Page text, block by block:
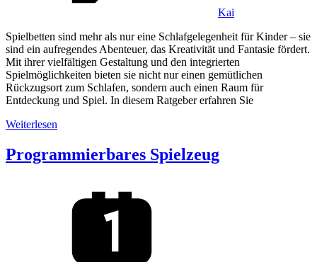
Kai
Spielbetten sind mehr als nur eine Schlafgelegenheit für Kinder – sie
sind ein aufregendes Abenteuer, das Kreativität und Fantasie fördert.
Mit ihrer vielfältigen Gestaltung und den integrierten
Spielmöglichkeiten bieten sie nicht nur einen gemütlichen
Rückzugsort zum Schlafen, sondern auch einen Raum für
Entdeckung und Spiel. In diesem Ratgeber erfahren Sie
Weiterlesen
Programmierbares Spielzeug